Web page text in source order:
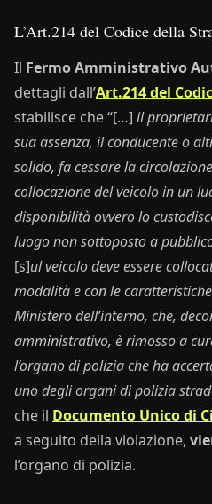
L’Art.214 del Codice della
Il Fermo Amministrativo
dettagli dall’Art.214 del
stabilisce che “[…] il
sua assenza, il conducente o
solido, fa cessare la
collocazione del veicolo in un
disponibilità ovvero lo
luogo non sottoposto a
[s]ul veicolo deve essere
modalità e con le
Ministero dell’interno, che,
amministrativo, è rimosso a
l’organo di polizia che ha
uno degli organi di polizia
che il Documento Unico di
a seguito della violazione,
l’organo di polizia.